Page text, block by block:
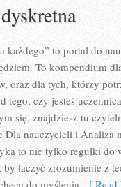
każdego” to portal do
To kompendium
oraz dla tych, którzy
tego, czy jesteś
się, znajdziesz tu
nauczycieli i Analiza
to nie tylko regułki
by łączyć zrozumienie z
do myślenia,
[